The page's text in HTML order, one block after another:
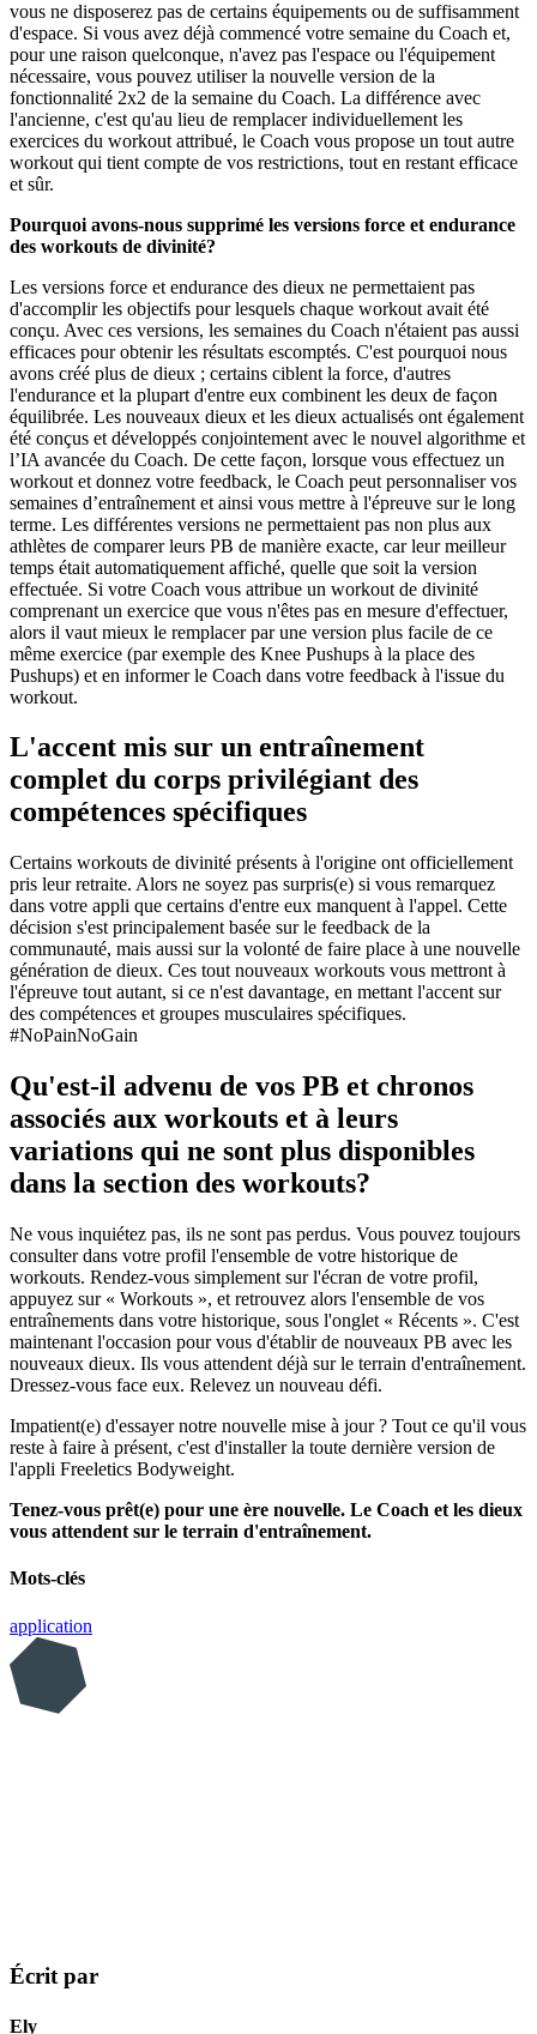
vous ne disposerez pas de certains équipements ou de suffisamment
d'espace. Si vous avez déjà commencé votre semaine du Coach et,
pour une raison quelconque, n'avez pas l'espace ou l'équipement
nécessaire, vous pouvez utiliser la nouvelle version de la
fonctionnalité 2x2 de la semaine du Coach. La différence avec
l'ancienne, c'est qu'au lieu de remplacer individuellement les
exercices du workout attribué, le Coach vous propose un tout autre
workout qui tient compte de vos restrictions, tout en restant efficace
et sûr.
Pourquoi avons-nous supprimé les versions force et endurance
des workouts de divinité?
Les versions force et endurance des dieux ne permettaient pas
d'accomplir les objectifs pour lesquels chaque workout avait été
conçu. Avec ces versions, les semaines du Coach n'étaient pas aussi
efficaces pour obtenir les résultats escomptés. C'est pourquoi nous
avons créé plus de dieux ; certains ciblent la force, d'autres
l'endurance et la plupart d'entre eux combinent les deux de façon
équilibrée. Les nouveaux dieux et les dieux actualisés ont également
été conçus et développés conjointement avec le nouvel algorithme et
l’IA avancée du Coach. De cette façon, lorsque vous effectuez un
workout et donnez votre feedback, le Coach peut personnaliser vos
semaines d’entraînement et ainsi vous mettre à l'épreuve sur le long
terme. Les différentes versions ne permettaient pas non plus aux
athlètes de comparer leurs PB de manière exacte, car leur meilleur
temps était automatiquement affiché, quelle que soit la version
effectuée. Si votre Coach vous attribue un workout de divinité
comprenant un exercice que vous n'êtes pas en mesure d'effectuer,
alors il vaut mieux le remplacer par une version plus facile de ce
même exercice (par exemple des Knee Pushups à la place des
Pushups) et en informer le Coach dans votre feedback à l'issue du
workout.
L'accent mis sur un entraînement
complet du corps privilégiant des
compétences spécifiques
Certains workouts de divinité présents à l'origine ont officiellement
pris leur retraite. Alors ne soyez pas surpris(e) si vous remarquez
dans votre appli que certains d'entre eux manquent à l'appel. Cette
décision s'est principalement basée sur le feedback de la
communauté, mais aussi sur la volonté de faire place à une nouvelle
génération de dieux. Ces tout nouveaux workouts vous mettront à
l'épreuve tout autant, si ce n'est davantage, en mettant l'accent sur
des compétences et groupes musculaires spécifiques.
#NoPainNoGain
Qu'est-il advenu de vos PB et chronos
associés aux workouts et à leurs
variations qui ne sont plus disponibles
dans la section des workouts?
Ne vous inquiétez pas, ils ne sont pas perdus. Vous pouvez toujours
consulter dans votre profil l'ensemble de votre historique de
workouts. Rendez-vous simplement sur l'écran de votre profil,
appuyez sur « Workouts », et retrouvez alors l'ensemble de vos
entraînements dans votre historique, sous l'onglet « Récents ». C'est
maintenant l'occasion pour vous d'établir de nouveaux PB avec les
nouveaux dieux. Ils vous attendent déjà sur le terrain d'entraînement.
Dressez-vous face eux. Relevez un nouveau défi.
Impatient(e) d'essayer notre nouvelle mise à jour ? Tout ce qu'il vous
reste à faire à présent, c'est d'installer la toute dernière version de
l'appli Freeletics Bodyweight.
Tenez-vous prêt(e) pour une ère nouvelle. Le Coach et les dieux
vous attendent sur le terrain d'entraînement.
Mots-clés
application
Écrit par
Ely